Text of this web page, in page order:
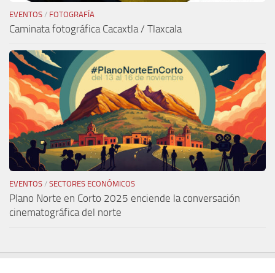
EVENTOS / FOTOGRAFÍA
Caminata fotográfica Cacaxtla / Tlaxcala
EVENTOS / SECTORES ECONÓMICOS
Plano Norte en Corto 2025 enciende la conversación
cinematográfica del norte